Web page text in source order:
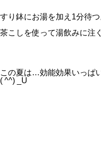
すり鉢にお湯を加え1分待つ
茶こしを使って湯飲みに注ぐ
この夏は…効能効果いっぱ
( ^^) _U